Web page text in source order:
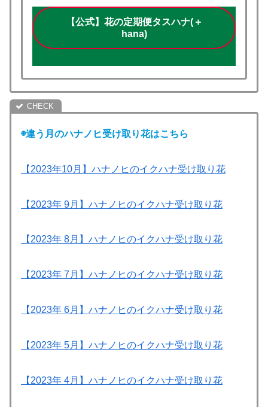
【公式】花の定期便タスハナ(＋
hana)
◉違う月のハナノヒ受け取り花はこちら
【2023年10月】ハナノヒのイクハナ受け取り花
【2023年 9月】ハナノヒのイクハナ受け取り花
【2023年 8月】ハナノヒのイクハナ受け取り花
【2023年 7月】ハナノヒのイクハナ受け取り花
【2023年 6月】ハナノヒのイクハナ受け取り花
【2023年 5月】ハナノヒのイクハナ受け取り花
【2023年 4月】ハナノヒのイクハナ受け取り花